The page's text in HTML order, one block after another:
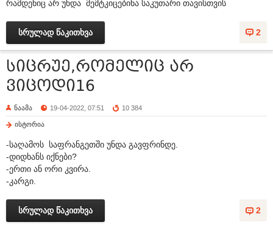
რამდენიც არ უნდა მემტკიცებინა საკუთარი თავისთვის
2
სრულად წაკითხვა
სიცრუე,რომელიც არ
ვიცოდი16
ნაამა 19-04-2022, 07:51 10 384
ისტორია
-საღამოს საფრანგეთში უნდა გავფრინდე.
-დიდხანს იქნები?
-ერთი ან ორი კვირა.
-კარგი.
2
სრულად წაკითხვა